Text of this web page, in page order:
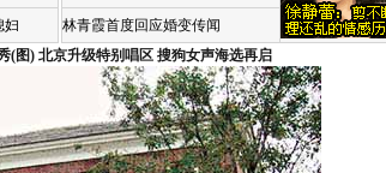
妇
林青霞首度回应婚变传闻
(图) 北京升级特别唱区 搜狗女声海选再启